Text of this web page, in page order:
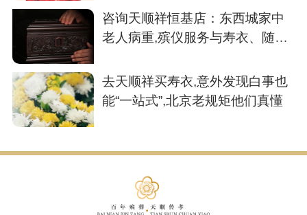
咨询天顺祥恒基店：东西城家中
老人病重,殡仪服务与寿衣、随葬
去天顺祥买寿衣,意外发现白事也
能“一站式”,北京老规矩他们真懂